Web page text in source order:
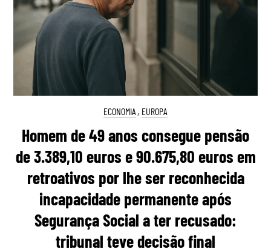
ECONOMIA , EUROPA
Homem de 49 anos consegue pensão
de 3.389,10 euros e 90.675,80 euros em
retroativos por lhe ser reconhecida
incapacidade permanente após
Segurança Social a ter recusado:
tribunal teve decisão final